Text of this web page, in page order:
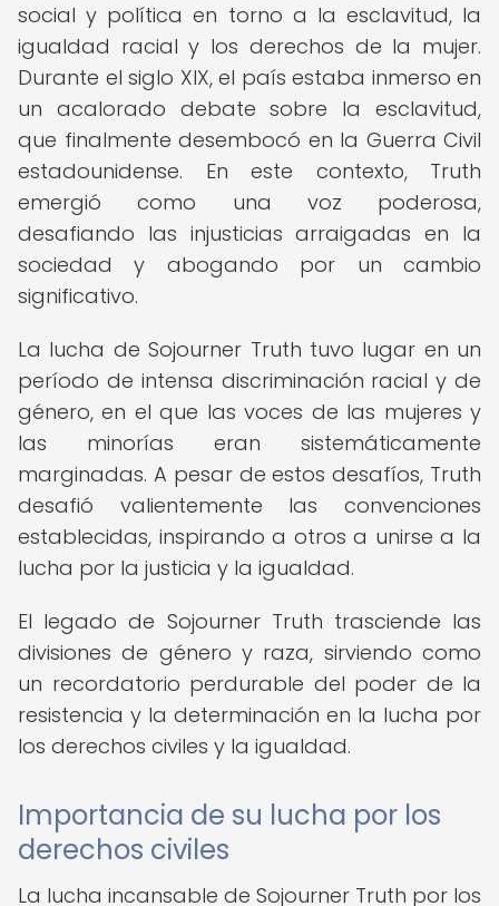
social y política en torno a la esclavitud, la
igualdad racial y los derechos de la mujer.
Durante el siglo XIX, el país estaba inmerso en
un acalorado debate sobre la esclavitud,
que finalmente desembocó en la Guerra Civil
estadounidense. En este contexto, Truth
emergió como una voz poderosa,
desafiando las injusticias arraigadas en la
sociedad y abogando por un cambio
significativo.
La lucha de Sojourner Truth tuvo lugar en un
período de intensa discriminación racial y de
género, en el que las voces de las mujeres y
las minorías eran sistemáticamente
marginadas. A pesar de estos desafíos, Truth
desafió valientemente las convenciones
establecidas, inspirando a otros a unirse a la
lucha por la justicia y la igualdad.
El legado de Sojourner Truth trasciende las
divisiones de género y raza, sirviendo como
un recordatorio perdurable del poder de la
resistencia y la determinación en la lucha por
los derechos civiles y la igualdad.
Importancia de su lucha por los
derechos civiles
La lucha incansable de Sojourner Truth por los